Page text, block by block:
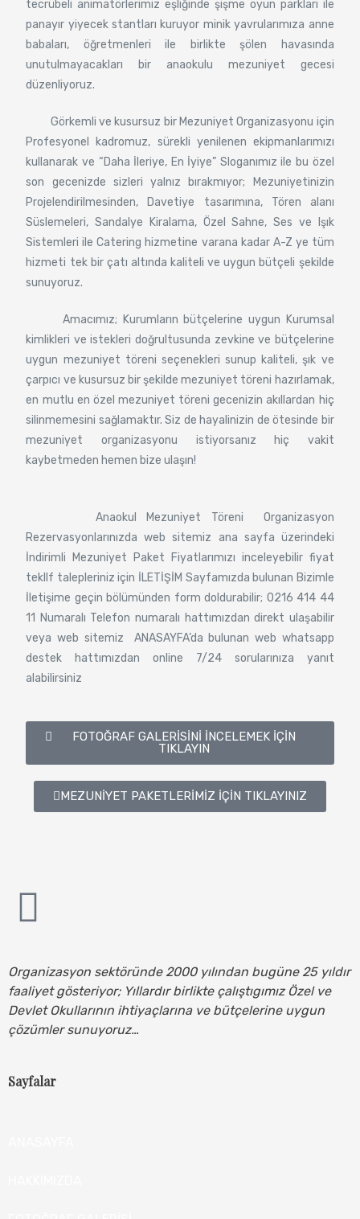
tecrübeli animatörlerimiz eşliğinde şişme oyun parkları ile
panayır yiyecek stantları kuruyor minik yavrularımıza anne
babaları, öğretmenleri ile birlikte şölen havasında
unutulmayacakları bir anaokulu mezuniyet gecesi
düzenliyoruz.
Görkemli ve kusursuz bir Mezuniyet Organizasyonu için
Profesyonel kadromuz, sürekli yenilenen ekipmanlarımızı
kullanarak ve “Daha İleriye, En İyiye” Sloganımız ile bu özel
son gecenizde sizleri yalnız bırakmıyor; Mezuniyetinizin
Projelendirilmesinden, Davetiye tasarımına, Tören alanı
Süslemeleri, Sandalye Kiralama, Özel Sahne, Ses ve Işık
Sistemleri ile Catering hizmetine varana kadar A-Z ye tüm
hizmeti tek bir çatı altında kaliteli ve uygun bütçeli şekilde
sunuyoruz.
Amacımız; Kurumların bütçelerine uygun Kurumsal
kimlikleri ve istekleri doğrultusunda zevkine ve bütçelerine
uygun mezuniyet töreni seçenekleri sunup kaliteli, şık ve
çarpıcı ve kusursuz bir şekilde mezuniyet töreni hazırlamak,
en mutlu en özel mezuniyet töreni gecenizin akıllardan hiç
silinmemesini sağlamaktır. Siz de hayalinizin de ötesinde bir
mezuniyet organizasyonu istiyorsanız hiç vakit
kaybetmeden hemen bize ulaşın!
Anaokul Mezuniyet Töreni Organizasyon
Rezervasyonlarınızda web sitemiz ana sayfa üzerindeki
İndirimli Mezuniyet Paket Fiyatlarımızı inceleyebilir fiyat
tekllf talepleriniz için İLETİŞİM Sayfamızda bulunan Bizimle
İletişime geçin bölümünden form doldurabilir; 0216 414 44
11 Numaralı Telefon numaralı hattımızdan direkt ulaşabilir
veya web sitemiz ANASAYFA’da bulunan web whatsapp
destek hattımızdan online 7/24 sorularınıza yanıt
alabilirsiniz
FOTOĞRAF GALERİSİNİ İNCELEMEK İÇİN
TIKLAYIN
MEZUNİYET PAKETLERİMİZ İÇİN TIKLAYINIZ
Organizasyon sektöründe 2000 yılından bugüne 25 yıldır
faaliyet gösteriyor; Yıllardır birlikte çalıştıgımız Özel ve
Devlet Okullarının ihtiyaçlarına ve bütçelerine uygun
çözümler sunuyoruz…
Sayfalar